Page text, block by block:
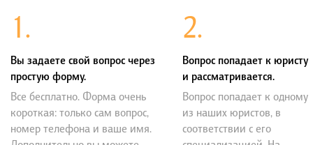
1.
Вы задаете свой вопрос через
простую форму.
Все бесплатно. Форма очень
короткая: только сам вопрос,
номер телефона и ваше имя.
2.
Вопрос попадает к юристу
и рассматривается.
Вопрос попадает к одному
из наших юристов, в
соответствии с его